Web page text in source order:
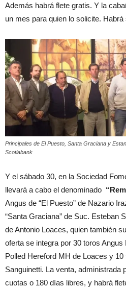
Además habrá flete gratis. Y la
un mes para quien lo solicite.
Principales de El Puesto, Santa Graciana y
Scotiabank
Y el sábado 30, en la Sociedad
llevará a cabo el denominado
Angus de “El Puesto” de Nazario
“Santa Graciana” de Suc. Esteban
de Antonio Loaces, quien también
oferta se integra por 30 toros
Polled Hereford MH de Loaces y
Sanguinetti. La venta, administrada
cuotas o 180 días libres, y habrá